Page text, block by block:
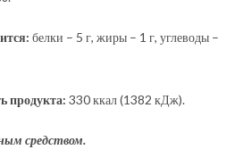
белки – 5 г, жиры – 1 г, углеводы –
продукта: 330 ккал (1382 кДж).
средством.